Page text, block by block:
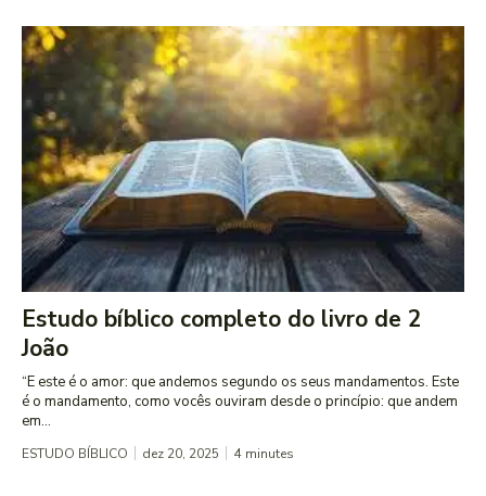
Estudo bíblico completo do livro de 2
João
“E este é o amor: que andemos segundo os seus mandamentos. Este
é o mandamento, como vocês ouviram desde o princípio: que andem
em...
ESTUDO BÍBLICO dez 20, 2025 4 minutes